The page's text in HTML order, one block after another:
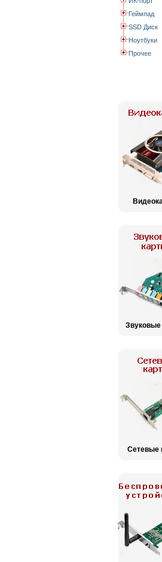
Геймпад
SSD Диск
Ноутбуки
Прочее
Звуковые
Сетевые